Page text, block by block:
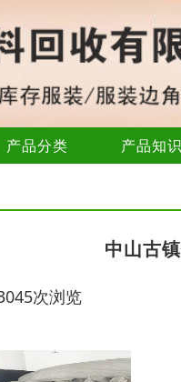
产品分类 产品知识
中山古
次浏览